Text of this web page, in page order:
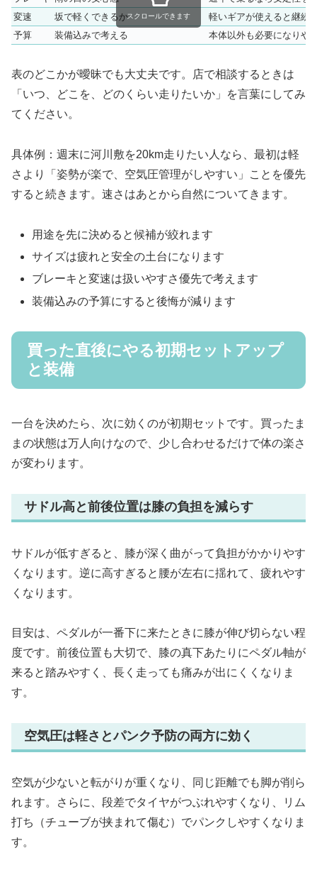
変速
坂で軽くできるか
軽いギアが使えると継続
予算
装備込みで考える 本体以外も必要になりや
スクロールできます
表のどこかが曖昧でも大丈夫です。店で相談するときは
「いつ、どこを、どのくらい走りたいか」を言葉にしてみ
てください。
具体例：週末に河川敷を20km走りたい人なら、最初は軽
さより「姿勢が楽で、空気圧管理がしやすい」ことを優先
すると続きます。速さはあとから自然についてきます。
用途を先に決めると候補が絞れます
サイズは疲れと安全の土台になります
ブレーキと変速は扱いやすさ優先で考えます
装備込みの予算にすると後悔が減ります
買った直後にやる初期セットアップ
と装備
一台を決めたら、次に効くのが初期セットです。買ったま
まの状態は万人向けなので、少し合わせるだけで体の楽さ
が変わります。
サドル高と前後位置は膝の負担を減らす
サドルが低すぎると、膝が深く曲がって負担がかかりやす
くなります。逆に高すぎると腰が左右に揺れて、疲れやす
くなります。
目安は、ペダルが一番下に来たときに膝が伸び切らない程
度です。前後位置も大切で、膝の真下あたりにペダル軸が
来ると踏みやすく、長く走っても痛みが出にくくなりま
す。
空気圧は軽さとパンク予防の両方に効く
空気が少ないと転がりが重くなり、同じ距離でも脚が削ら
れます。さらに、段差でタイヤがつぶれやすくなり、リム
打ち（チューブが挟まれて傷む）でパンクしやすくなりま
す。